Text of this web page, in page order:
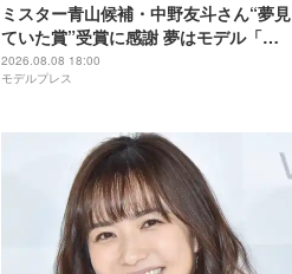
ミスター青山候補・中野友斗さん“夢見
ていた賞”受賞に感謝 夢はモデル「本
気でやりたい」【モデルプレスインタ
ビュー】
2026.08.08 18:00
モデルプレス